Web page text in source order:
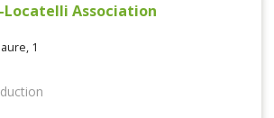
Association
1